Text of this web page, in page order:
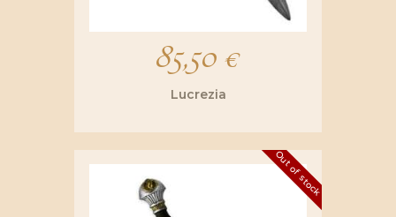
85,50€
Lucrezia
Out of stock